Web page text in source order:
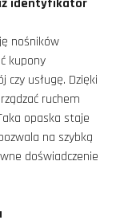
identyfikator
nośników
kupony
usługę. Dzięki
ruchem
opaska staje
na szybką
doświadczenie